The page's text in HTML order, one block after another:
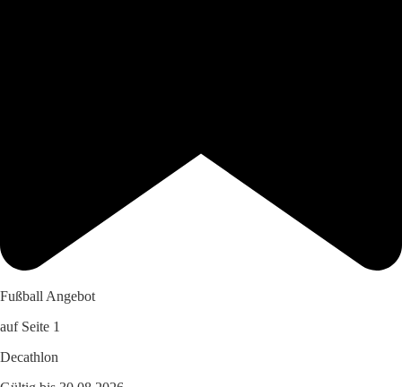
Fußball Angebot
auf Seite 1
Decathlon